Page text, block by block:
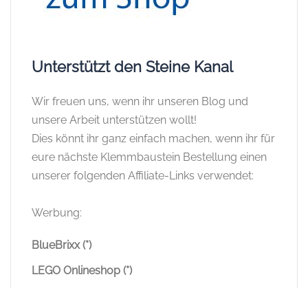
Unterstützt den Steine Kanal
Wir freuen uns, wenn ihr unseren Blog und
unsere Arbeit unterstützen wollt!
Dies könnt ihr ganz einfach machen, wenn ihr für
eure nächste Klemmbaustein Bestellung einen
unserer folgenden Affiliate-Links verwendet:
Werbung:
BlueBrixx (*)
LEGO Onlineshop (*)